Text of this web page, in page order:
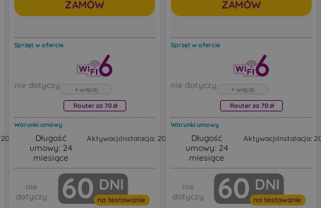
zł
ZAMÓW
Sprzęt w ofercie
Router za 70 zł
Router Huawei FG630
Huawei FG630 to dwuzakresowy
router Wi‑Fi 6 z funkcją Mesh.
Urządzenie działa jako router
Wi‑Fi z portami Ethernet,
Warunki umowy
Długość
umowy: 24
miesiące
Aktywacja: 50,00 złInstalacja: 200,00 zł
60 DNI
na testowanie
ZAMÓW
Sprzęt w ofercie
Router za 70 zł
Router Huawei FG630
Huawei FG630 to
router Wi‑Fi 6 z funkcją
Urządzenie działa jako
Wi‑Fi z portami Ethernet,
Warunki umowy
Długość
umowy: 24
miesiące
Aktywacja: 50,00 zł
Instalacja:
60 DNI
na testowanie